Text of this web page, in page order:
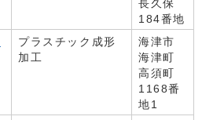
長久保
184番地
プラスチック成形
加工
海津市
海津町
高須町
1168番
地1